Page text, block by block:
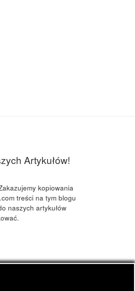
Artykułów!
kopiowania
treści na tym blogu
naszych artykułów